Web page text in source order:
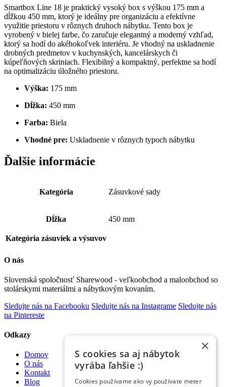
Smartbox Line 18 je praktický vysoký box s výškou 175 mm a
dĺžkou 450 mm, ktorý je ideálny pre organizáciu a efektívne
využitie priestoru v rôznych druhoch nábytku. Tento box je
vyrobený v bielej farbe, čo zaručuje elegantný a moderný vzhľad,
ktorý sa hodí do akéhokoľvek interiéru. Je vhodný na uskladnenie
drobných predmetov v kuchynských, kancelárskych či
kúpeľňových skriniach. Flexibilný a kompaktný, perfektne sa hodí
na optimalizáciu úložného priestoru.
Výška: 175 mm
Dĺžka: 450 mm
Farba: Biela
Vhodné pre: Uskladnenie v rôznych typoch nábytku
Ďalšie informácie
Kategória Zásuvkové sady
Dĺžka 450 mm
Kategória zásuviek a výsuvov
O nás
Slovenská spoločnosť Sharewood - veľkoobchod a maloobchod so
stolárskymi materiálmi a nábytkovým kovaním.
Sledujte nás na Facebooku Sledujte nás na Instagrame Sledujte nás
na Pintereste
Odkazy
Domov
O nás
Kontakt
Blog
×
S cookies sa aj nábytok
vyrába ľahšie :)
Cookies používame ako vy používate meter